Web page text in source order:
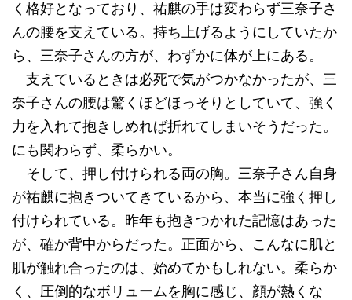
く格好となっており、祐麒の手は変わらず三奈子さ
んの腰を支えている。持ち上げるようにしていたか
ら、三奈子さんの方が、わずかに体が上にある。
支えているときは必死で気がつかなかったが、三
奈子さんの腰は驚くほどほっそりとしていて、強く
力を入れて抱きしめれば折れてしまいそうだった。
にも関わらず、柔らかい。
そして、押し付けられる両の胸。三奈子さん自身
が祐麒に抱きついてきているから、本当に強く押し
付けられている。昨年も抱きつかれた記憶はあった
が、確か背中からだった。正面から、こんなに肌と
肌が触れ合ったのは、始めてかもしれない。柔らか
く、圧倒的なボリュームを胸に感じ、顔が熱くな